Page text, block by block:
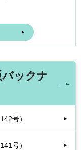
ックナ
号）
号）